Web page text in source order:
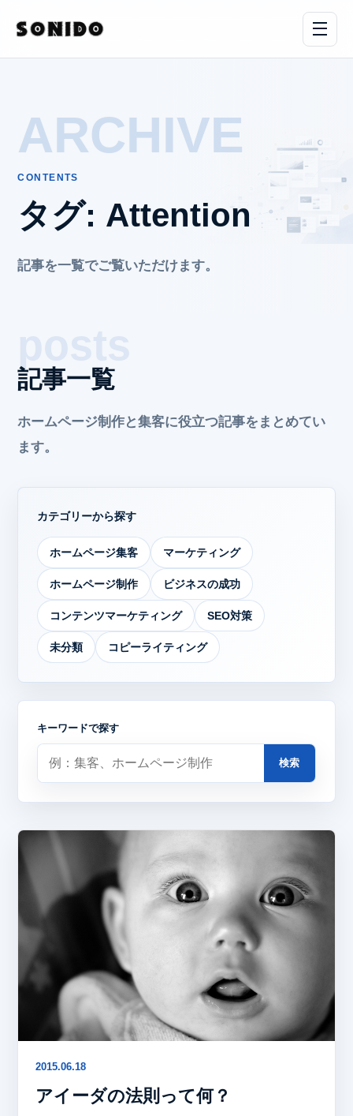
ARCHIVE
CONTENTS
タグ: Attention
記事を一覧でご覧いただけます。
記事一覧
ホームページ制作と集客に役立つ記事をまとめてい
ます。
カテゴリーから探す
ホームページ集客 マーケティング
ホームページ制作 ビジネスの成功
コンテンツマーケティング SEO対策
未分類 コピーライティング
キーワードで探す
検索
2015.06.18
アイーダの法則って何？